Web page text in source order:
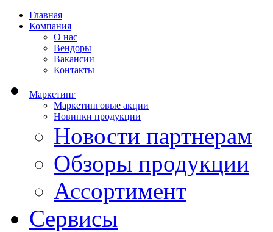
Главная
Компания
О нас
Вендоры
Вакансии
Контакты
Маркетинг
Маркетинговые акции
Новинки продукции
Новости партнерам
Обзоры продукции
Ассортимент
Сервисы